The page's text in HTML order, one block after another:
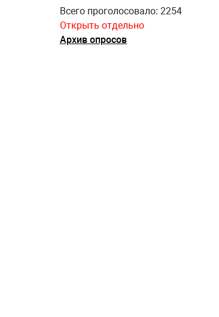
Всего проголосовало: 2254
Открыть отдельно
Архив опросов